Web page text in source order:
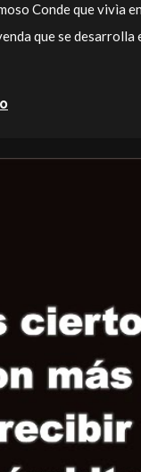
Conde que vivìa
que se desarrolla